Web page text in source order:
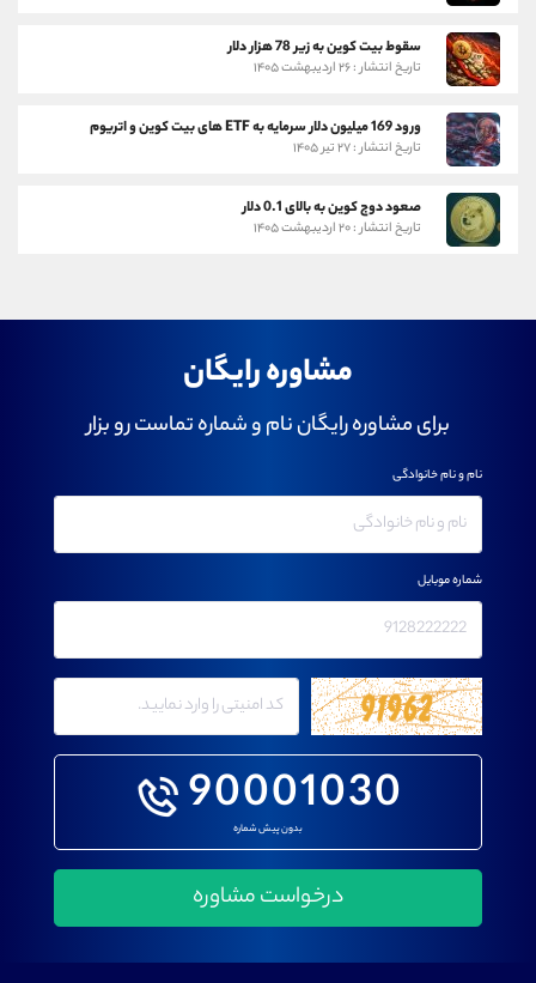
سقوط بیت کوین به زیر 78 هزار دلار
تاریخ انتشار : ۲۶ اردیبهشت ۱۴۰۵
ورود 169 میلیون دلار سرمایه به ETF های بیت کوین و اتریوم
تاریخ انتشار : ۲۷ تیر ۱۴۰۵
صعود دوج کوین به بالای 0.1 دلار
تاریخ انتشار : ۲۰ اردیبهشت ۱۴۰۵
مشاوره رایگان
برای مشاوره رایگان نام و شماره تماست رو بزار
90001030
بدون پیش شماره
نام و نام خانوادگی
شماره موبایل